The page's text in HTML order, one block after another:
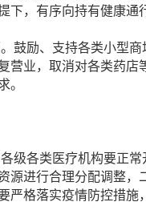
下，有序向持有健康
励、支持各类小型商
营业，取消对各类药
。
各类医疗机构要正常
源进行合理分配调整
严格落实疫情防控措